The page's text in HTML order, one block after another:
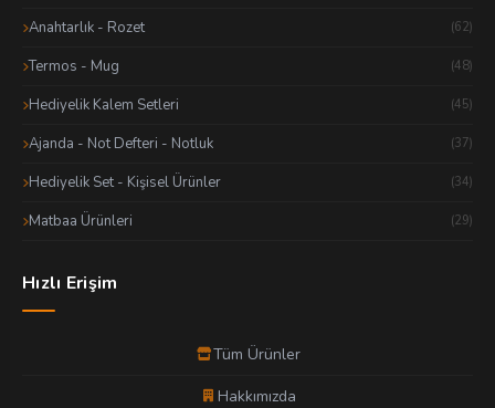
Anahtarlık - Rozet (62)
Termos - Mug (48)
Hediyelik Kalem Setleri (45)
Ajanda - Not Defteri - Notluk (37)
Hediyelik Set - Kişisel Ürünler (34)
Matbaa Ürünleri (29)
Hızlı Erişim
Tüm Ürünler
Hakkımızda